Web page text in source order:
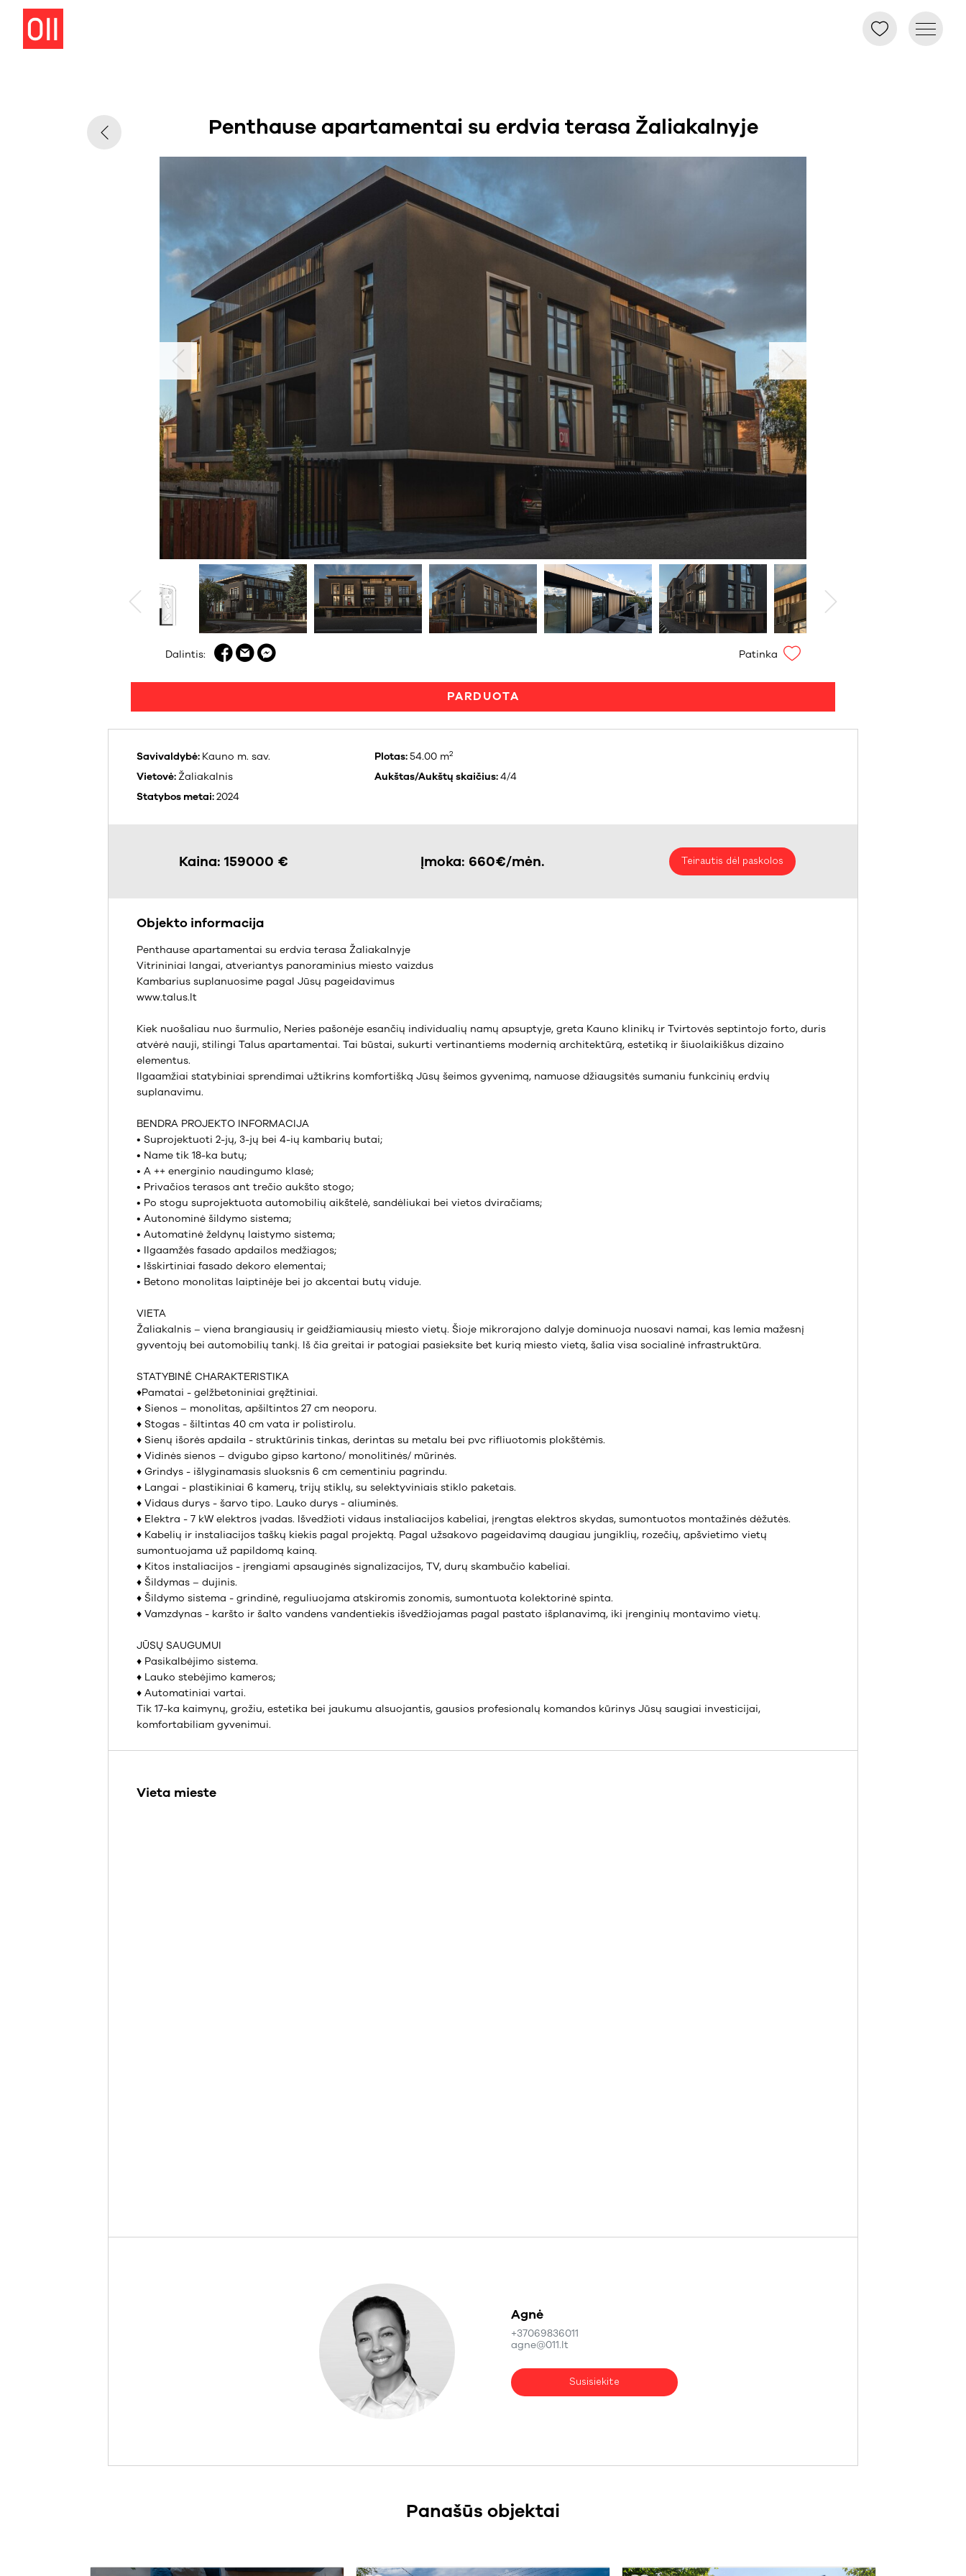
Penthause apartamentai su erdvia terasa Žaliakalnyje
Dalintis: Patinka
PARDUOTA
Savivaldybė: Kauno m. sav.
Vietovė:Žaliakalnis
Statybos metai:2024
Plotas:54.00 m2
Aukštas/Aukštų skaičius:4/4
Kaina: 159000 € Įmoka: 660€/mėn. Teirautis dėl paskolos
Objekto informacija
Penthause apartamentai su erdvia terasa Žaliakalnyje
Vitrininiai langai, atveriantys panoraminius miesto vaizdus
Kambarius suplanuosime pagal Jūsų pageidavimus
www.talus.lt
Kiek nuošaliau nuo šurmulio, Neries pašonėje esančių individualių namų apsuptyje, greta Kauno klinikų ir Tvirtovės septintojo forto, duris
atvėrė nauji, stilingi Talus apartamentai. Tai būstai, sukurti vertinantiems modernią architektūrą, estetiką ir šiuolaikiškus dizaino
elementus.
Ilgaamžiai statybiniai sprendimai užtikrins komfortišką Jūsų šeimos gyvenimą, namuose džiaugsitės sumaniu funkcinių erdvių
suplanavimu.
BENDRA PROJEKTO INFORMACIJA
• Suprojektuoti 2-jų, 3-jų bei 4-ių kambarių butai;
• Name tik 18-ka butų;
• A ++ energinio naudingumo klasė;
• Privačios terasos ant trečio aukšto stogo;
• Po stogu suprojektuota automobilių aikštelė, sandėliukai bei vietos dviračiams;
• Autonominė šildymo sistema;
• Automatinė želdynų laistymo sistema;
• Ilgaamžės fasado apdailos medžiagos;
• Išskirtiniai fasado dekoro elementai;
• Betono monolitas laiptinėje bei jo akcentai butų viduje.
VIETA
Žaliakalnis – viena brangiausių ir geidžiamiausių miesto vietų. Šioje mikrorajono dalyje dominuoja nuosavi namai, kas lemia mažesnį
gyventojų bei automobilių tankį. Iš čia greitai ir patogiai pasieksite bet kurią miesto vietą, šalia visa socialinė infrastruktūra.
STATYBINĖ CHARAKTERISTIKA
♦Pamatai - gelžbetoniniai gręžtiniai.
♦ Sienos – monolitas, apšiltintos 27 cm neoporu.
♦ Stogas - šiltintas 40 cm vata ir polistirolu.
♦ Sienų išorės apdaila - struktūrinis tinkas, derintas su metalu bei pvc rifliuotomis plokštėmis.
♦ Vidinės sienos – dvigubo gipso kartono/ monolitinės/ mūrinės.
♦ Grindys - išlyginamasis sluoksnis 6 cm cementiniu pagrindu.
♦ Langai - plastikiniai 6 kamerų, trijų stiklų, su selektyviniais stiklo paketais.
♦ Vidaus durys - šarvo tipo. Lauko durys - aliuminės.
♦ Elektra - 7 kW elektros įvadas. Išvedžioti vidaus instaliacijos kabeliai, įrengtas elektros skydas, sumontuotos montažinės dėžutės.
♦ Kabelių ir instaliacijos taškų kiekis pagal projektą. Pagal užsakovo pageidavimą daugiau jungiklių, rozečių, apšvietimo vietų
sumontuojama už papildomą kainą.
♦ Kitos instaliacijos - įrengiami apsauginės signalizacijos, TV, durų skambučio kabeliai.
♦ Šildymas – dujinis.
♦ Šildymo sistema - grindinė, reguliuojama atskiromis zonomis, sumontuota kolektorinė spinta.
♦ Vamzdynas - karšto ir šalto vandens vandentiekis išvedžiojamas pagal pastato išplanavimą, iki įrenginių montavimo vietų.
JŪSŲ SAUGUMUI
♦ Pasikalbėjimo sistema.
♦ Lauko stebėjimo kameros;
♦ Automatiniai vartai.
Tik 17-ka kaimynų, grožiu, estetika bei jaukumu alsuojantis, gausios profesionalų komandos kūrinys Jūsų saugiai investicijai,
komfortabiliam gyvenimui.
Vieta mieste
Agnė
+37069836011
agne@011.lt
Susisiekite
Panašūs objektai